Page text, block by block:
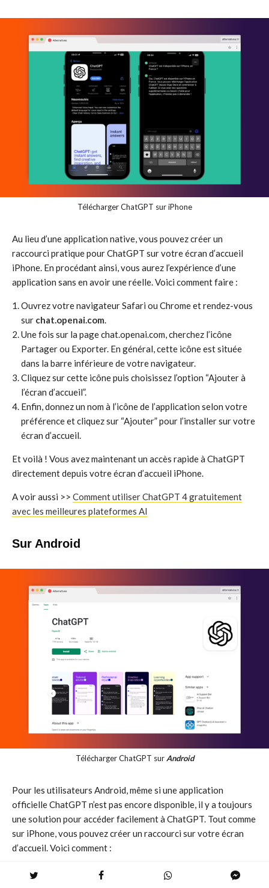
Télécharger ChatGPT sur iPhone
Au lieu d’une application native, vous pouvez créer un
raccourci pratique pour ChatGPT sur votre écran d’accueil
iPhone. En procédant ainsi, vous aurez l’expérience d’une
application sans en avoir une réelle. Voici comment faire :
Ouvrez votre navigateur Safari ou Chrome et rendez-vous
sur chat.openai.com.
Une fois sur la page chat.openai.com, cherchez l’icône
Partager ou Exporter. En général, cette icône est située
dans la barre inférieure de votre navigateur.
Cliquez sur cette icône puis choisissez l’option “Ajouter à
l’écran d’accueil”.
Enfin, donnez un nom à l’icône de l’application selon votre
préférence et cliquez sur “Ajouter” pour l’installer sur votre
écran d’accueil.
Et voilà ! Vous avez maintenant un accès rapide à ChatGPT
directement depuis votre écran d’accueil iPhone.
A voir aussi >> Comment utiliser ChatGPT 4 gratuitement
avec les meilleures plateformes AI
Sur Android
Télécharger ChatGPT sur Android
Pour les utilisateurs Android, même si une application
officielle ChatGPT n’est pas encore disponible, il y a toujours
une solution pour accéder facilement à ChatGPT. Tout comme
sur iPhone, vous pouvez créer un raccourci sur votre écran
d’accueil. Voici comment :
Ouvrez votre navigateur Chrome sur votre appareil